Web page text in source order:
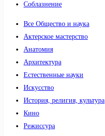
Соблазнение
Все Общество и наука
Актерское мастерство
Анатомия
Архитектура
Естественные науки
Искусство
История, религия, культура
Кино
Режиссура